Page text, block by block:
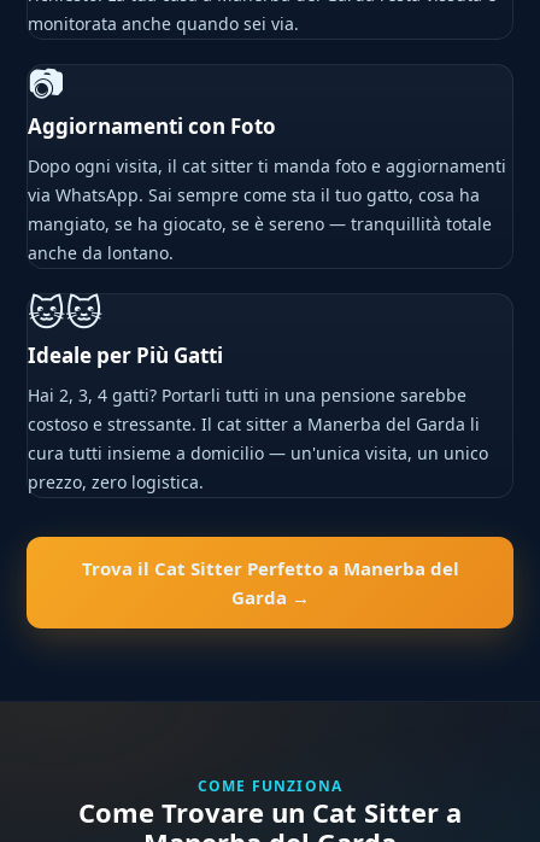
monitorata anche quando sei via.
📷
Aggiornamenti con Foto
Dopo ogni visita, il cat sitter ti manda foto e aggiornamenti
via WhatsApp. Sai sempre come sta il tuo gatto, cosa ha
mangiato, se ha giocato, se è sereno — tranquillità totale
anche da lontano.
🐱🐱
Ideale per Più Gatti
Hai 2, 3, 4 gatti? Portarli tutti in una pensione sarebbe
costoso e stressante. Il cat sitter a Manerba del Garda li
cura tutti insieme a domicilio — un'unica visita, un unico
prezzo, zero logistica.
Trova il Cat Sitter Perfetto a Manerba del
Garda →
COME FUNZIONA
Come Trovare un Cat Sitter a